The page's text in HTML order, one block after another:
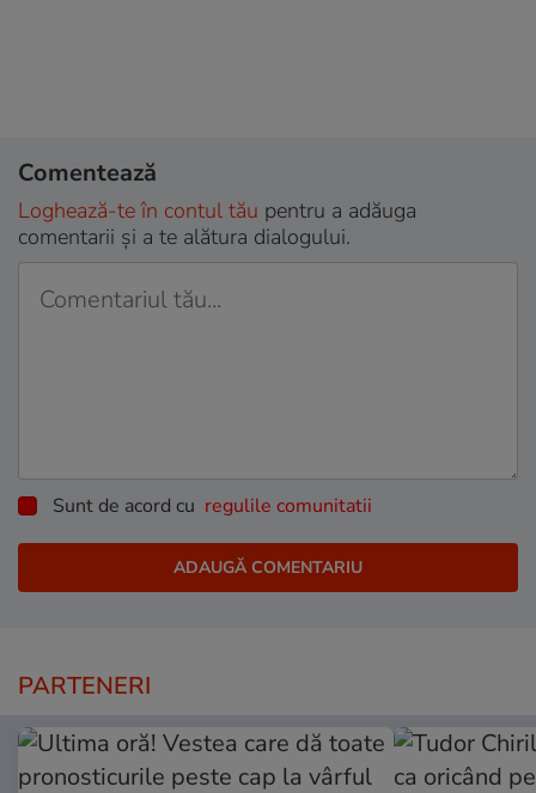
Comentează
Loghează-te în contul tău pentru a adăuga
comentarii și a te alătura dialogului.
Sunt de acord cu regulile comunitatii
PARTENERI